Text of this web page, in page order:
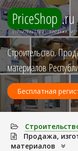
PriceShop .ru
СТРОИТЕЛЬСТВО - ПРОДАЖА,
Строительство.
материалов
Бесплатная
Продажа,
материалов